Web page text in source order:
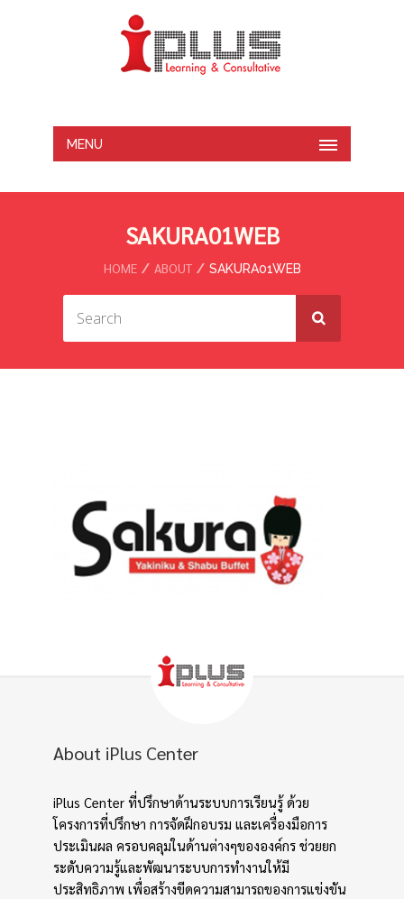
MENU
SAKURA01WEB
HOME ABOUT SAKURA01WEB
About iPlus Center
iPlus Center ที่ปรึกษาด้านระบบการเรียนรู้ ด้วย
โครงการที่ปรึกษา การจัดฝึกอบรม และเครื่องมือการ
ประเมินผล ครอบคลุมในด้านต่างๆขององค์กร ช่วยยก
ระดับความรู้และพัฒนาระบบการทำงานให้มี
ประสิทธิภาพ เพื่อสร้างขีดความสามารถของการแข่งขัน